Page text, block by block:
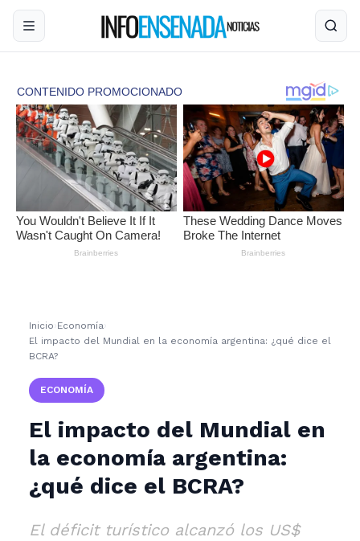
Inicio ›Economía›
El impacto del Mundial en la economía argentina: ¿qué dice el
BCRA?
ECONOMÍA
El impacto del Mundial en
la economía argentina:
¿qué dice el BCRA?
El déficit turístico alcanzó los US$